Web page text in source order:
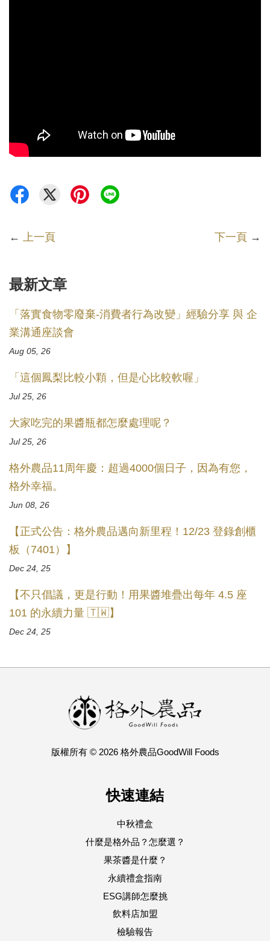
← 上一頁 下一頁 →
最新文章
「落實食物零廢棄-消費者行為改變」經驗分享 與 企
業溝通座談會
Aug 05, 26
「這個鳳梨比較小顆，但是心比較軟喔」
Jul 25, 26
大家吃完的果醬瓶都怎麼處理呢？
Jul 25, 26
格外農品11周年慶：超過4000個日子，因為有您，
格外幸福。
Jun 08, 26
【正式公告：格外農品邁向新里程！12/23 登錄創櫃
板（7401）】
Dec 24, 25
【不只倡議，更是行動！用果醬堆疊出每年 4.5 座
101 的永續力量 🇹🇼】
Dec 24, 25
版權所有 © 2026 格外農品GoodWill Foods
快速連結
中秋禮盒
什麼是格外品？怎麼選？
果茶醬是什麼？
永續禮盒指南
ESG講師怎麼挑
飲料店加盟
檢驗報告